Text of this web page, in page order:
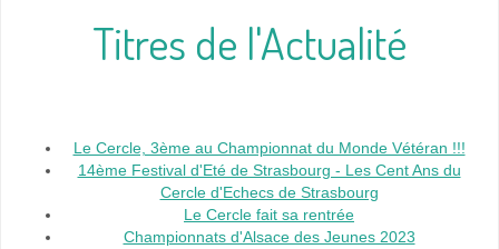
Titres de l'Actualité
Le Cercle, 3ème au Championnat du Monde Vétéran !!!
14ème Festival d'Eté de Strasbourg - Les Cent Ans du
Cercle d'Echecs de Strasbourg
Le Cercle fait sa rentrée
Championnats d'Alsace des Jeunes 2023